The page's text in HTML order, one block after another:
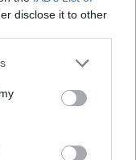
disclose it to other
a cerrar sus
Elon Musk,
dirigido por
que más ha